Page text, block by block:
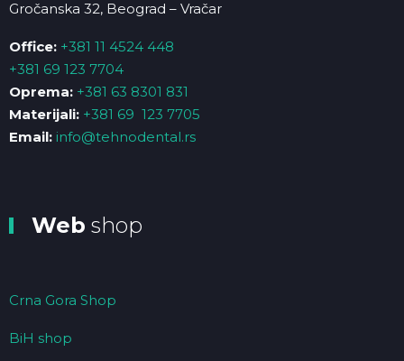
Gročanska 32, Beograd – Vračar
Office: +381 11 4524 448
+381 69 123 7704
Oprema: +381 63 8301 831
Materijali: +381 69 123 7705
Email: info@tehnodental.rs
Web shop
Crna Gora Shop
BiH shop